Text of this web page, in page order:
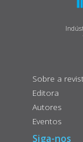
Sobre a
Editora
Autores
Eventos
Siga-nos